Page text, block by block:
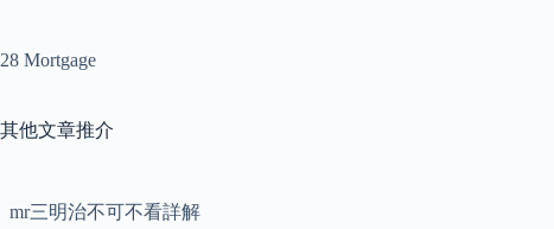
28 Mortgage
其他文章推介
mr三明治不可不看詳解